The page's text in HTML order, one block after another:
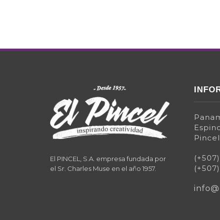
El PINCEL, S.A. empresa fundada por
el Sr. Charles Muse en el año 1957.